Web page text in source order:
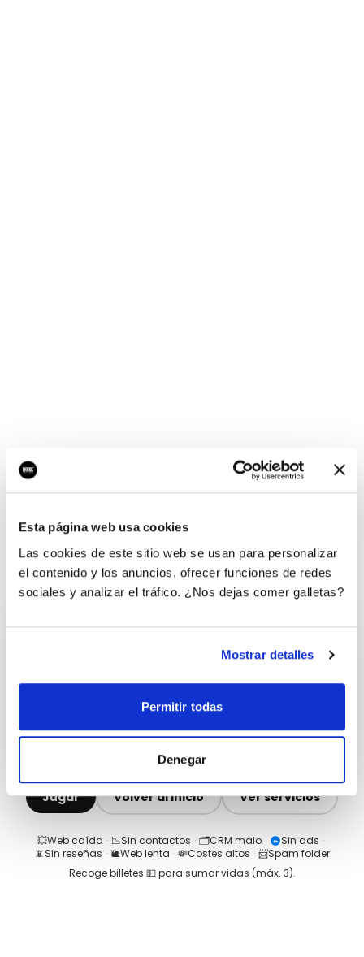
Esta página web usa cookies
Las cookies de este sitio web se usan para personalizar
el contenido y los anuncios, ofrecer funciones de redes
sociales y analizar el tráfico. ¿Nos dejas comer galletas?
Mostrar detalles
Permitir todas
Denegar
¡Ups, no hay nada por
aquí!
¿Quieres jugar al juego del empresario?
Jugar Volver al inicio Ver servicios
💥Web caída · 📉Sin contactos · 🗂️CRM malo · Sin ads ·
📵Sin reseñas · 🐌Web lenta · 💸Costes altos · 📨Spam folder
Recoge billetes 💵 para sumar vidas (máx. 3).